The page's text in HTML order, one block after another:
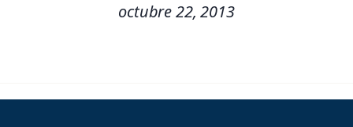
octubre 22, 2013